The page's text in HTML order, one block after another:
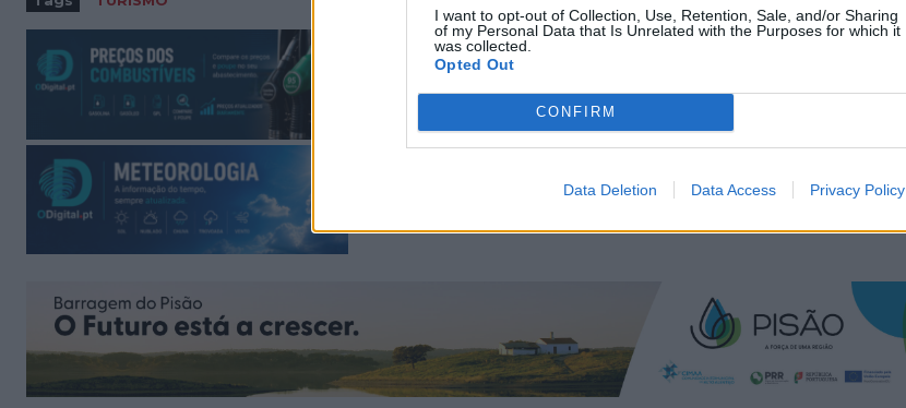
I want to opt-out of Collection, Use, Retention, Sale, and/or Sharing
of my Personal Data that Is Unrelated with the Purposes for which it
was collected.
Opted Out
CONFIRM
Data Deletion Data Access Privacy Policy